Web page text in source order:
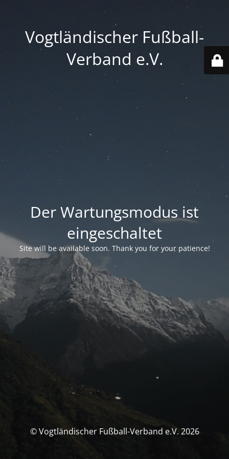
Vogtländischer Fußball-
Verband e.V.
Der Wartungsmodus ist
eingeschaltet
Site will be available soon. Thank you for your patience!
© Vogtländischer Fußball-Verband e.V. 2026